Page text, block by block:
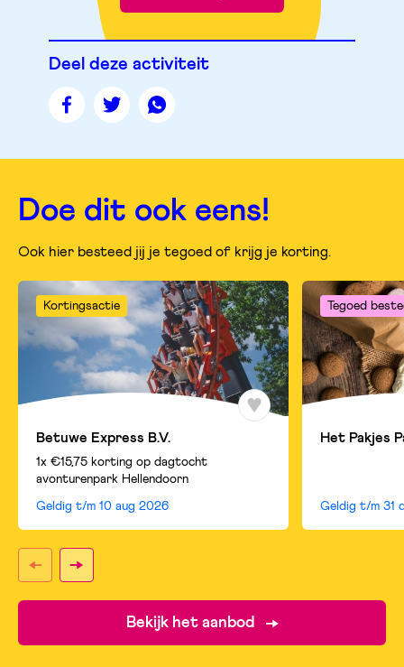
Deel deze activiteit
Deel
pagina
facebook
Deel
pagina
twitter
Deel
pagina
whatsapp
Doe dit ook eens!
Ook hier besteed jij je tegoed of krijg je korting.
Kortingsactie
Betuwe Express B.V.
1x €15,75 korting op dagtocht
avonturenpark Hellendoorn
Geldig t/m 10 aug 2026
Tegoed
Het Pakjes
Geldig t/m 31
Bekijk het aanbod